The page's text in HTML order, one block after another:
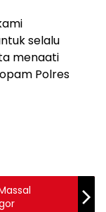
selalu
menaati
Polres